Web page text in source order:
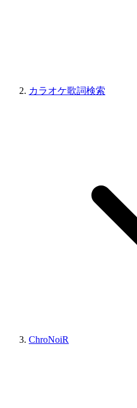
カラオケ歌詞検索
ChroNoiR